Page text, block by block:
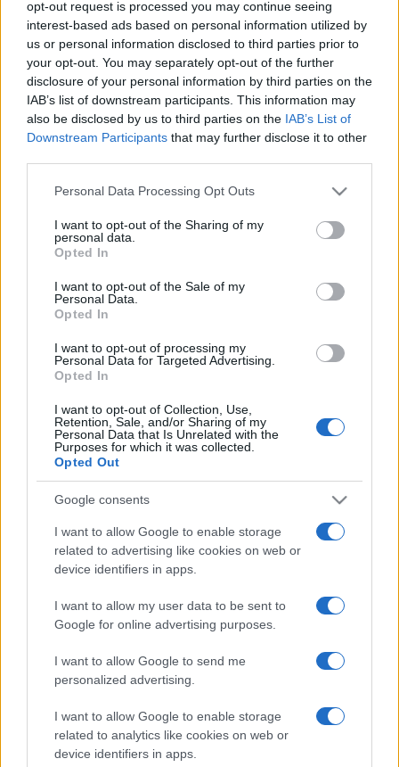
opt-out request is processed you may continue seeing
interest-based ads based on personal information utilized by
us or personal information disclosed to third parties prior to
your opt-out. You may separately opt-out of the further
disclosure of your personal information by third parties on the
IAB’s list of downstream participants. This information may
also be disclosed by us to third parties on the IAB’s List of
Downstream Participants that may further disclose it to other
Please note that this website/app uses one or more Google
not limited to your visit or usage behaviour. You may click to
grant or deny consent to Google and its third-party tags to
use your data for below specified purposes in below Google
consent section.
Personal Data Processing Opt Outs
I want to opt-out of the Sharing of my
personal data.
Opted In
I want to opt-out of the Sale of my
Personal Data.
Opted In
I want to opt-out of processing my
Personal Data for Targeted Advertising.
Opted In
I want to opt-out of Collection, Use,
Retention, Sale, and/or Sharing of my
Personal Data that Is Unrelated with the
Purposes for which it was collected.
Opted Out
Google consents
I want to allow Google to enable storage
related to advertising like cookies on web or
device identifiers in apps.
I want to allow my user data to be sent to
Google for online advertising purposes.
I want to allow Google to send me
personalized advertising.
I want to allow Google to enable storage
related to analytics like cookies on web or
device identifiers in apps.
LEGFRISSEBB
Országos hírek
Kecskeméten is szakirányú
továbbképzésekkel erősít a Gál Ferenc
Egyetem
Országos hírek
szúnyoginvázió elkerülésében
Országos hírek
HÍRDETÉS
HÍRDETÉS
LEGOLVASOTTABB
Az év eddigi legmelegebb napja volt a
vasárnapi